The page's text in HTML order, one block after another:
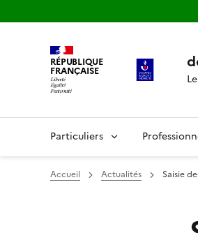
RÉPUBLIQUE
FRANÇAISE
Particuliers
Accueil Actualités Saisie